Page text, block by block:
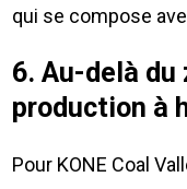
qui se compose
6. Au-delà du
production à
Pour KONE Coal